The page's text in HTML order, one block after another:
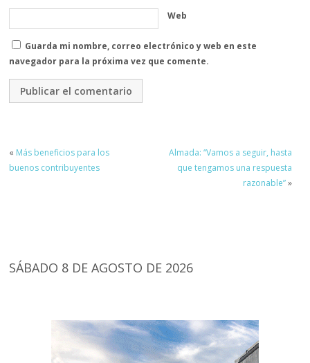
Web
Guarda mi nombre, correo electrónico y web en este
navegador para la próxima vez que comente.
« Más beneficios para los
buenos contribuyentes
Almada: “Vamos a seguir, hasta
que tengamos una respuesta
razonable”»
SÁBADO 8 DE AGOSTO DE 2026